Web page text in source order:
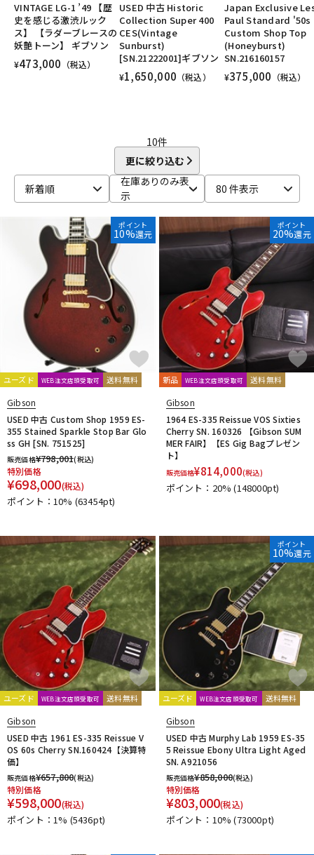
VINTAGE LG-1 ’49 【歴
史を感じる激渋ルック
ス】 【ラダーブレースの
妖艶トーン】 ギブソン
¥473,000 （税込）
USED 中古 Historic
Collection Super 400
CES(Vintage
Sunburst)
[SN.21222001]ギブソン
¥1,650,000 （税込）
Japan Exclusive
Paul Standard '50s
Custom Shop Top
(Honeyburst)
SN.216160157
¥375,000 （税込）
10件
更に絞り込む
新着順
在庫ありのみ表
示
80 件表示
ポイント
10%還元
ユーズド WEB注文店頭受取可 送料無料
Gibson
USED 中古 Custom Shop 1959 ES-
355 Stained Sparkle Stop Bar Glo
ss GH [SN. 751525]
販売価格¥798,001(税込)
特別価格
¥698,000(税込)
ポイント：10% (63454pt)
ポイント
20%還元
新品 WEB注文店頭受取可 送料無料
Gibson
1964 ES-335 Reissue VOS Sixties
Cherry SN. 160326 【Gibson SUM
MER FAIR】【ES Gig Bagプレゼン
ト】
販売価格¥814,000(税込)
ポイント：20%(148000pt)
ユーズド WEB注文店頭受取可 送料無料
Gibson
USED 中古 1961 ES-335 Reissue V
OS 60s Cherry SN.160424【決算特
価】
販売価格¥657,800(税込)
特別価格
¥598,000(税込)
ポイント：1% (5436pt)
ポイント
10%還元
ユーズド WEB注文店頭受取可 送料無料
Gibson
USED 中古 Murphy Lab 1959 ES-35
5 Reissue Ebony Ultra Light Aged
SN. A921056
販売価格¥858,000(税込)
特別価格
¥803,000(税込)
ポイント：10%(73000pt)